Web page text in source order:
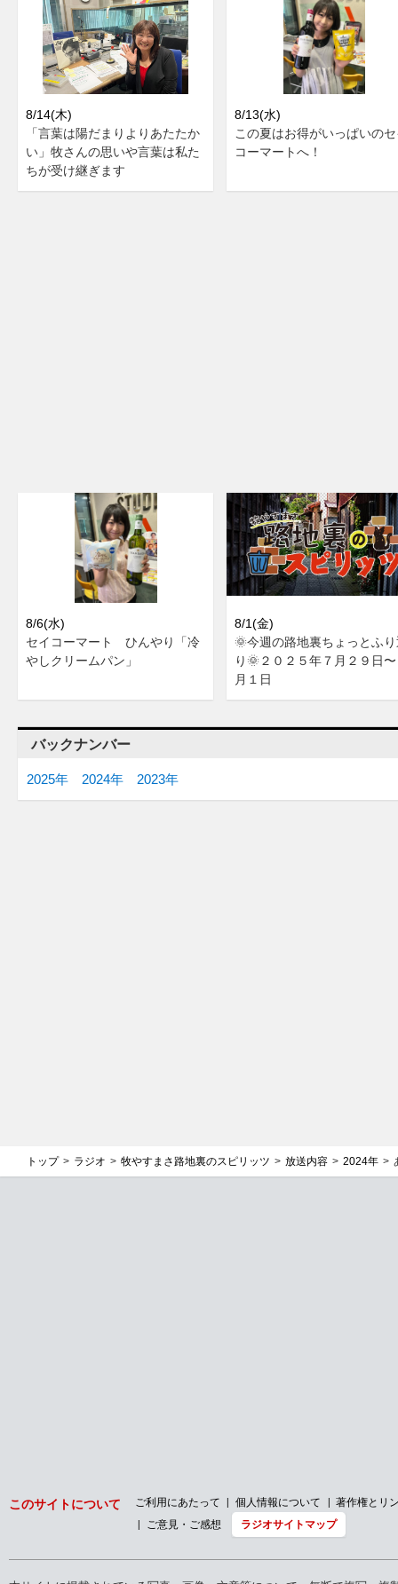
8/14(木)
「言葉は陽だまりよりあたたか
い」牧さんの思いや言葉は私た
ちが受け継ぎます
8/13(水)
この夏はお得がいっぱいの
コーマートへ！
8/6(水)
セイコーマート ひんやり「冷
やしクリームパン」
8/1(金)
🌞今週の路地裏ちょっとふ
り🌞２０２５年７月２９日
月１日
バックナンバー
2025年 2024年 2023年
トップ ラジオ 牧やすまさ路地裏のスピリッツ 放送内容 2024年
このサイトについて ご利用にあたって 個人情報について
著作権とリ
ご意見・ご感想
ラジオサイトマップ